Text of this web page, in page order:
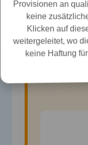
keine
Klicken auf
weitergeleitet, wo
keine Haftung